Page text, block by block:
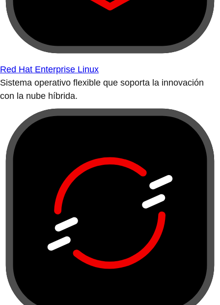
Red Hat Enterprise Linux
Sistema operativo flexible que soporta la innovación
con la nube híbrida.